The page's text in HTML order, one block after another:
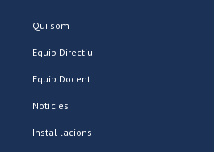
Qui som
Equip Directiu
Equip Docent
Notícies
Instal·lacions